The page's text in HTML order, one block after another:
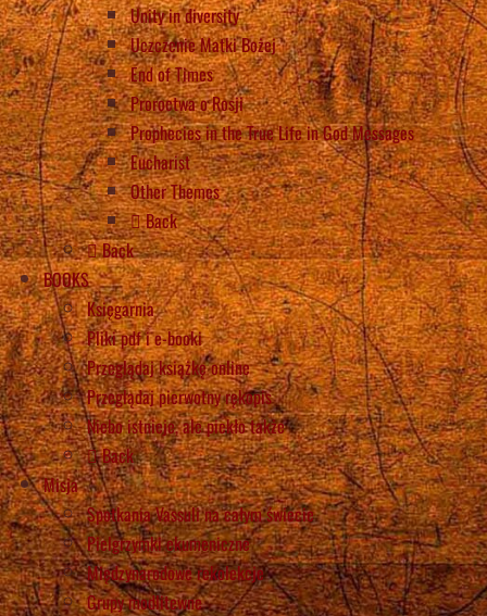
Unity in diversity
Uczczenie Matki Bożej
End of Times
Proroctwa o Rosji
Prophecies in the True Life in God Messages
Eucharist
Other Themes
Back
Back
BOOKS
Księgarnia
Pliki pdf i e-booki
Przeglądaj książkę online
Przeglądaj pierwotny rękopis
Niebo istnieje, ale piekło także
Back
Misja
Spotkania Vassuli na całym świecie
Pielgrzymki ekumeniczne
Międzynarodowe rekolekcje
Grupy modlitewne